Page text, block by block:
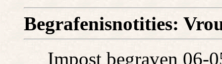
Begrafenisnotities:
Impost begraven 06-